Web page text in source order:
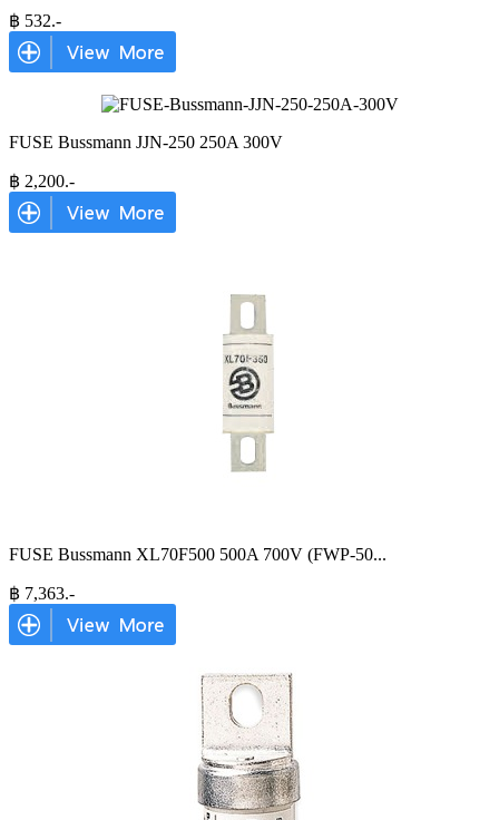
฿ 532.-
FUSE Bussmann JJN-250 250A 300V
฿ 2,200.-
FUSE Bussmann XL70F500 500A 700V (FWP-50...
฿ 7,363.-